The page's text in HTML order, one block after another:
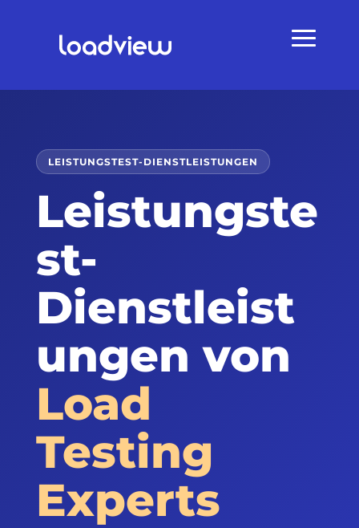
LEISTUNGSTEST-DIENSTLEISTUNGEN
Leistungste
st-
Dienstleist
ungen von
Load
Testing
Experts